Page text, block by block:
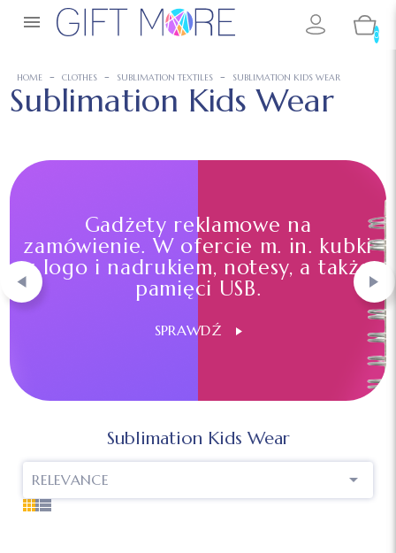

0
HOME CLOTHES SUBLIMATION TEXTILES SUBLIMATION KIDS WEAR
Sublimation Kids Wear
Gadżety reklamowe na
zamówienie. W ofercie m. in. kubki
z logo i nadrukiem, notesy, a także
pamięci USB.
SPRAWDŹ
Sublimation Kids Wear
RELEVANCE 